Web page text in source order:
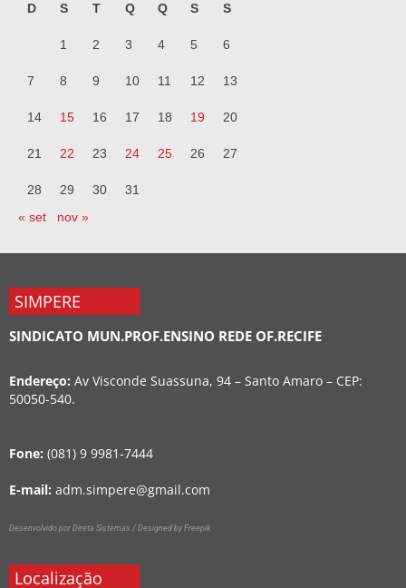
D
S T Q Q S S
1 2 3 4 5 6
7 8 9 10 11 12 13
14 15 16 17 18 19 20
21 22 23 24 25 26 27
28 29 30
31
« set
nov »
SIMPERE
SINDICATO MUN.PROF.ENSINO REDE OF.RECIFE
Endereço: Av Visconde Suassuna, 94 – Santo Amaro – CEP:
50050-540.
Fone: (081) 9 9981-7444
E-mail: adm.simpere@gmail.com
Desenvolvido por Direta Sistemas / Designed by Freepik
Localização